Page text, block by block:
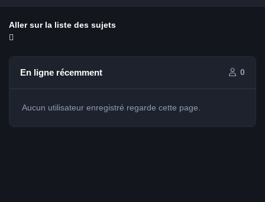
Aller sur la liste des sujets
En ligne récemment 0
Aucun utilisateur enregistré regarde cette page.